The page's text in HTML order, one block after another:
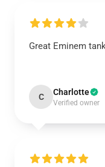
Great Eminem
C Charlotte
Verified owner